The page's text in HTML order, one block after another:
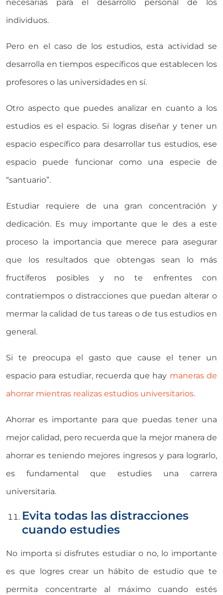
necesarias para el desarrollo personal de los
individuos.
Pero en el caso de los estudios, esta actividad se
desarrolla en tiempos específicos que establecen los
profesores o las universidades en sí.
Otro aspecto que puedes analizar en cuanto a los
estudios es el espacio. Si logras diseñar y tener un
espacio específico para desarrollar tus estudios, ese
espacio puede funcionar como una especie de
“santuario”.
Estudiar requiere de una gran concentración y
dedicación. Es muy importante que le des a este
proceso la importancia que merece para asegurar
que los resultados que obtengas sean lo más
fructíferos posibles y no te enfrentes con
contratiempos o distracciones que puedan alterar o
mermar la calidad de tus tareas o de tus estudios en
general.
Si te preocupa el gasto que cause el tener un
espacio para estudiar, recuerda que hay maneras de
ahorrar mientras realizas estudios universitarios.
Ahorrar es importante para que puedas tener una
mejor calidad, pero recuerda que la mejor manera de
ahorrar es teniendo mejores ingresos y para lograrlo,
es fundamental que estudies una carrera
universitaria.
Evita todas las distracciones
cuando estudies
No importa si disfrutes estudiar o no, lo importante
es que logres crear un hábito de estudio que te
permita concentrarte al máximo cuando estés